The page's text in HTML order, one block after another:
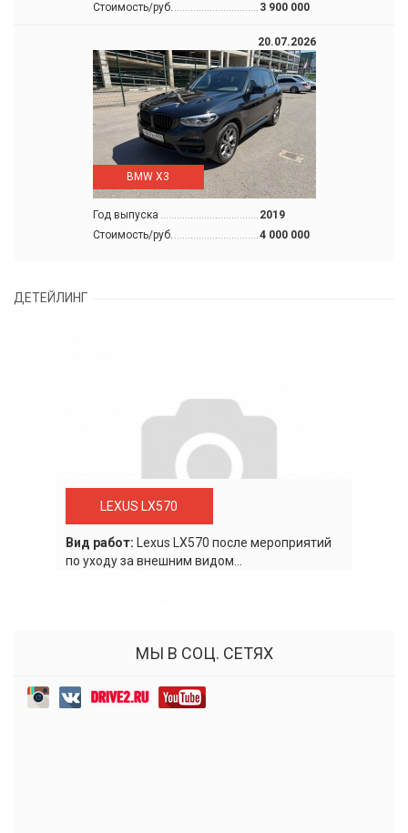
Стоимость/руб.
3 900 000
20.07.2026
BMW X3
Год выпуска
2019
Стоимость/руб.
4 000 000
ДЕТЕЙЛИНГ
LEXUS LX570
Вид работ: Lexus LХ570 после мероприятий
по уходу за внешним видом...
МЫ В СОЦ. СЕТЯХ